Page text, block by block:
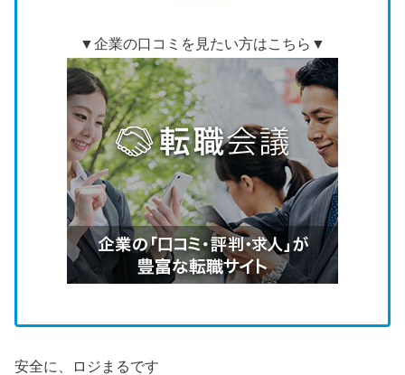
▼企業の口コミを見たい方はこちら▼
安全に、ロジまるです